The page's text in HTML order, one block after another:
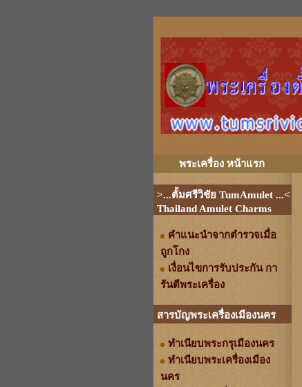
พระเครื่อง หน้าแรก
>...ตั้มศรีวิชัย TumAmulet ...<
Thailand Amulet Charms
คำแนะนำจากตำรวจเมื่อ
ถูกโกง
เงื่อนไขการรับประกัน กา
รันตีพระเครื่อง
สารบัญพระเครื่องเมืองนคร
ทำเนียบพระกรุเมืองนคร
ทำเนียบพระเครื่องเมือง
นคร